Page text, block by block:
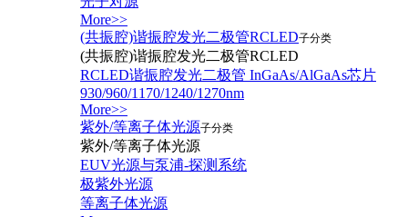
More>>
(共振腔)谐振腔发光二极管RCLED子分类
(共振腔)谐振腔发光二极管RCLED
RCLED谐振腔发光二极管 InGaAs/AlGaAs芯片
930/960/1170/1240/1270nm
More>>
紫外/等离子体光源子分类
紫外/等离子体光源
EUV光源与泵浦-探测系统
极紫外光源
等离子体光源